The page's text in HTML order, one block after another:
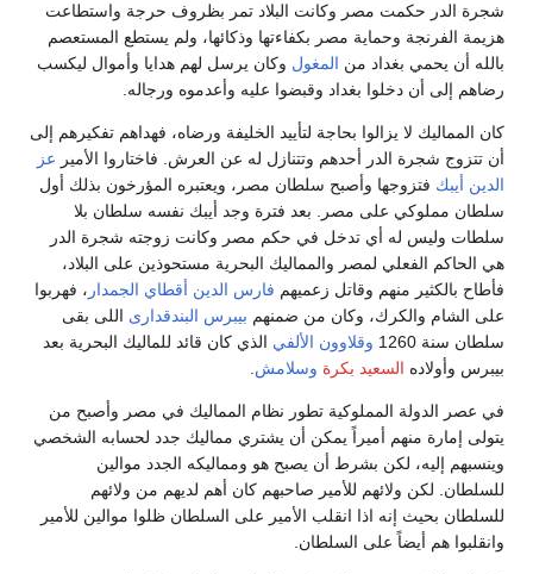
شجرة الدر حكمت مصر وكانت البلاد تمر بظروف حرجة واستطاعت
هزيمة الفرنجة وحماية مصر بكفاءتها وذكائها، ولم يستطع المستعصم
بالله أن يحمي بغداد من المغول وكان يرسل لهم هدايا وأموال ليكسب
رضاهم إلى أن دخلوا بغداد وقبضوا عليه وأعدموه ورجاله.
كان المماليك لا يزالوا بحاجة لتأييد الخليفة ورضاه، فهداهم تفكيرهم إلى
أن تتزوج شجرة الدر أحدهم وتتنازل له عن العرش. فاختاروا الأمير عز
الدين أيبك فتزوجها وأصبح سلطان مصر، ويعتبره المؤرخون بذلك أول
سلطان مملوكي على مصر. بعد فترة وجد أيبك نفسه سلطان بلا
سلطات وليس له أي تدخل في حكم مصر وكانت زوجته شجرة الدر
هي الحاكم الفعلي لمصر والمماليك البحرية مستحوذين على البلاد،
فأطاح بالكثير منهم وقاتل زعميهم فارس الدين أقطاي الجمدار ، فهربوا
على الشام والكرك، وكان من ضمنهم بيبرس البندقدارى اللى بقى
سلطان سنة 1260
وقلاوون الألفي الذي كان قائد للماليك البحرية بعد
بيبرس وأولاده السعيد بكرة وسلامش
في عصر الدولة المملوكية تطور نظام المماليك في مصر وأصبح من
يتولى إمارة منهم أميراً يمكن أن يشتري مماليك جدد لحسابه الشخصي
وينسبهم إليه، لكن بشرط أن يصبح هو ومماليكه الجدد موالين
للسلطان. لكن ولائهم للأمير صاحبهم كان أهم لديهم من ولائهم
للسلطان بحيث إنه اذا انقلب الأمير على السلطان ظلوا موالين للأمير
وانقلبوا هم أيضاً على السلطان.